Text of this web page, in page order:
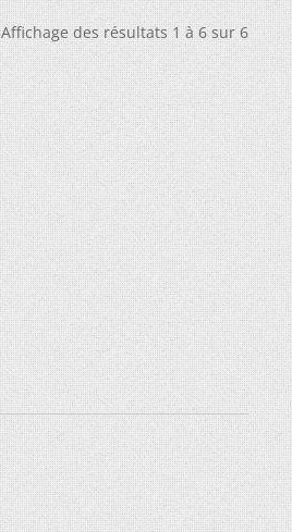
Affichage des résultats 1 à 6 sur 6